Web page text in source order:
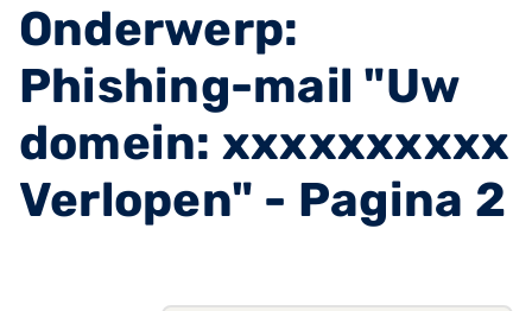
Onderwerp:
Phishing-mail "Uw
domein: xxxxxxxxxx
Verlopen" - Pagina 2